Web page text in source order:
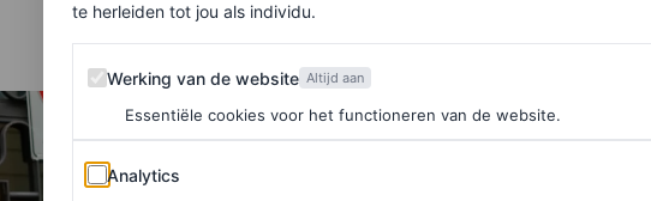
te herleiden tot jou als individu.
Werking van de website
Werking van de website Altijd aan
Essentiële cookies voor het functioneren van de website.
Analytics
Analytics